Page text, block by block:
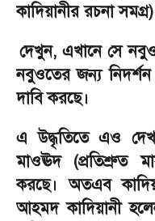
কাদিয়ানীর রচনা
দেখুন,এখানে সে
নবুওতের জন্য
দাবি করছে।
এ উদ্ধৃতিতে এও
মাওঊদ (প্রতিশ্রুত
করছে। অতএব
আহমদ কাদিয়ানী